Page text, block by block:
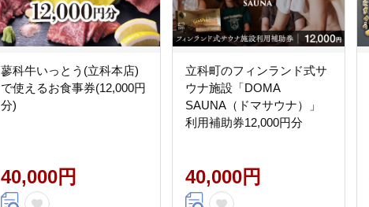
蓼科牛いっとう(立科本店)
で使えるお食事券(12,000円
分)
40,000円
立科町のフィンランド式サ
ウナ施設「DOMA
SAUNA（ドマサウナ）」
利用補助券12,000円分
40,000円